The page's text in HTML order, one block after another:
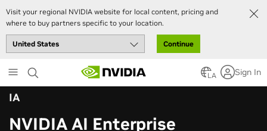
Visit your regional NVIDIA website for local content, pricing and
where to buy partners specific to your location.
Continue
to
main
content
LA Sign In
IA
NVIDIA AI Enterprise